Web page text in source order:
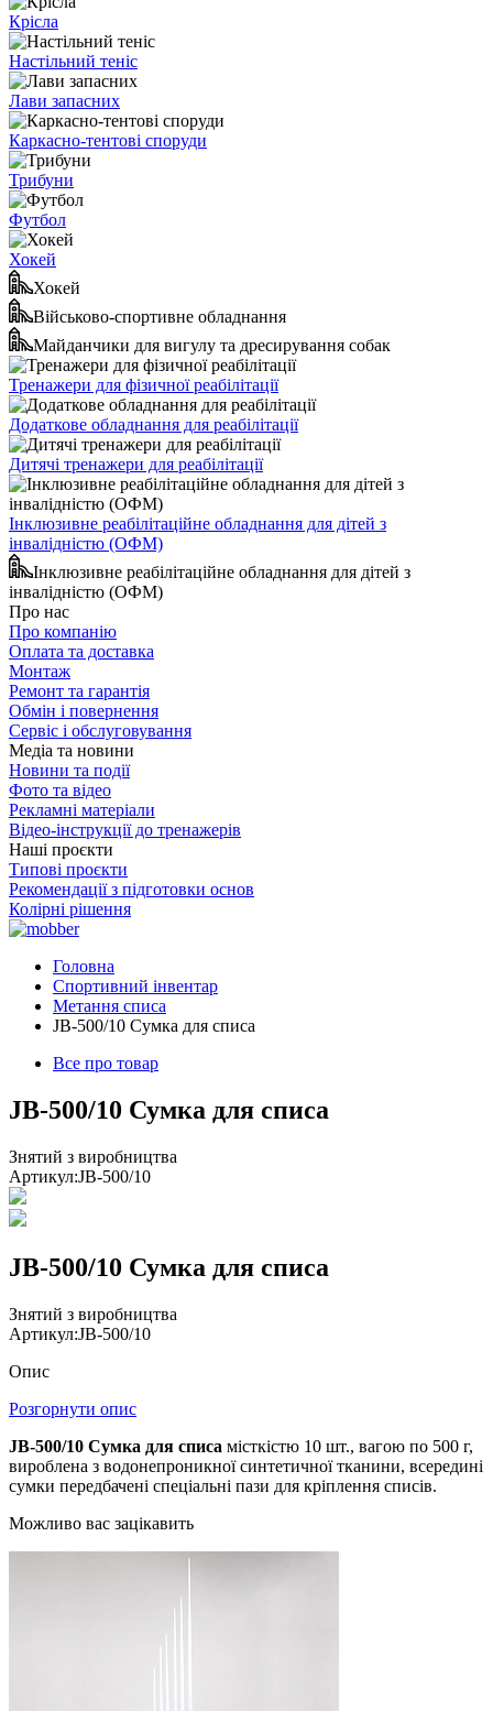
Крісла
Настільний теніс
Лави запасних
Каркасно-тентові споруди
Трибуни
Футбол
Хокей
Хокей
Військово-спортивне обладнання
Майданчики для вигулу та дресирування собак
Тренажери для фізичної реабілітації
Додаткове обладнання для реабілітації
Дитячі тренажери для реабілітації
Інклюзивне реабілітаційне обладнання для дітей з
інвалідністю (ОФМ)
Інклюзивне реабілітаційне обладнання для дітей з
інвалідністю (ОФМ)
Про нас
Про компанію
Оплата та доставка
Монтаж
Ремонт та гарантія
Обмін і повернення
Сервіс і обслуговування
Медіа та новини
Новини та події
Фото та відео
Рекламні матеріали
Відео-інструкції до тренажерів
Наші проєкти
Типові проєкти
Рекомендації з підготовки основ
Колірні рішення
Головна
Спортивний інвентар
Метання списа
JB-500/10 Сумка для списа
Все про товар
JB-500/10 Сумка для списа
Знятий з виробництва
Артикул:JB-500/10
JB-500/10 Сумка для списа
Знятий з виробництва
Артикул:JB-500/10
Опис
Розгорнути опис
JB-500/10 Сумка для списа місткістю 10 шт., вагою по 500 г,
вироблена з водонепроникної синтетичної тканини, всередині
сумки передбачені спеціальні пази для кріплення списів.
Можливо вас зацікавить